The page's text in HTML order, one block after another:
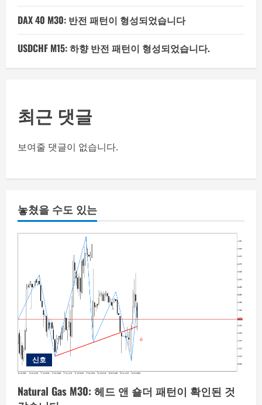
DAX 40 M30: 반전 패턴이 형성되었습니다
USDCHF M15: 하향 반전 패턴이 형성되었습니다.
최근 댓글
보여줄 댓글이 없습니다.
놓쳤을 수도 있는
신호
Natural Gas M30: 헤드 앤 숄더 패턴이 확인된 것